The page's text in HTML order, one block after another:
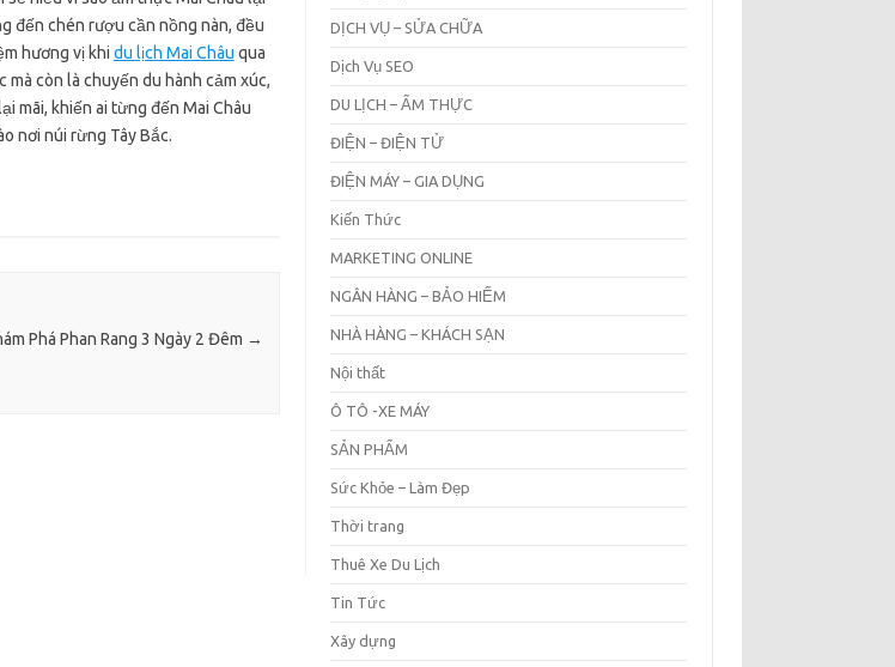
đến chén rượu cần nồng nàn, đều
hương vị khi du lịch Mai Châu qua
còn là chuyến du hành cảm xúc,
mãi, khiến ai từng đến Mai Châu
nơi núi rừng Tây Bắc.
Phá Phan Rang 3 Ngày 2 Đêm →
DỊCH VỤ – SỬA CHỮA
Dịch Vụ SEO
DU LỊCH – ẨM THỰC
ĐIỆN – ĐIỆN TỬ
ĐIỆN MÁY – GIA DỤNG
Kiến Thức
MARKETING ONLINE
NGÂN HÀNG – BẢO HIỂM
NHÀ HÀNG – KHÁCH SẠN
Nội thất
Ô TÔ -XE MÁY
SẢN PHẨM
Sức Khỏe – Làm Đẹp
Thời trang
Thuê Xe Du Lịch
Tin Tức
Xây dựng